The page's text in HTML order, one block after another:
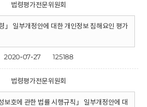
법령평가전문위원회
」 일부개정안에 대한 개인정보 침해요인 평가
2020-07-27 125188
법령평가전문위원회
보호에 관한 법률 시행규칙」 일부개정안에 대